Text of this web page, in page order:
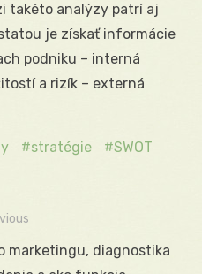
takéto analýzy patrí aj
je získať informácie
podniku – interná
a rizík – externá
stratégie SWOT
marketingu, diagnostika